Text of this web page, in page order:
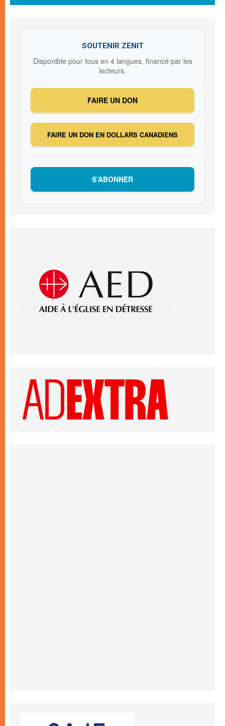
SOUTENIR ZENIT
Disponible pour tous en 4 langues, financé par les
lecteurs.
FAIRE UN DON
FAIRE UN DON EN DOLLARS CANADIENS
S’ABONNER